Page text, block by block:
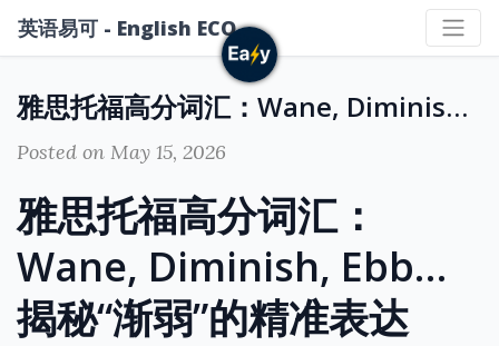
英语易可 - English ECO
雅思托福高分词汇：Wane, Diminish, Ebb… 揭秘“渐弱”的精准表达
Posted on May 15, 2026
雅思托福高分词汇：
Wane, Diminish, Ebb…
揭秘“渐弱”的精准表达